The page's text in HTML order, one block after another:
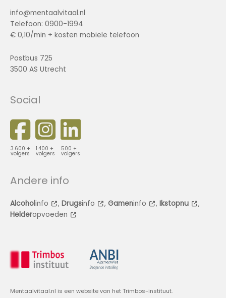
info@mentaalvitaal.nl
Telefoon: 0900-1994
€ 0,10/min + kosten mobiele telefoon
Postbus 725
3500 AS Utrecht
Social
3.600 +
volgers
1.400 +
volgers
500 +
volgers
Andere info
Alcoholinfo , Drugsinfo , Gameninfo , Ikstopnu
,
Helderopvoeden
Mentaalvitaal.nl is een website van het Trimbos-instituut.